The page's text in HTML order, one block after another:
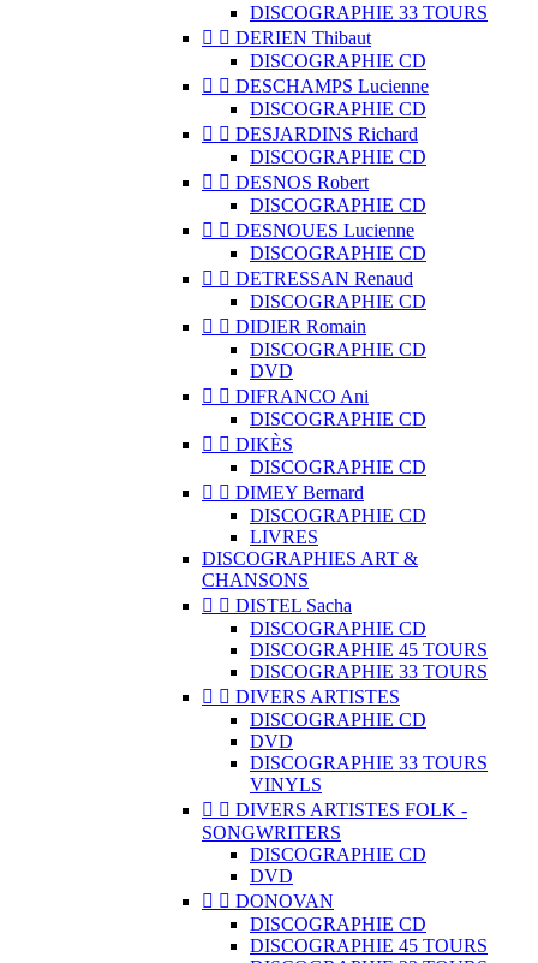
DISCOGRAPHIE 33 TOURS
  DERIEN Thibaut
DISCOGRAPHIE CD
  DESCHAMPS Lucienne
DISCOGRAPHIE CD
  DESJARDINS Richard
DISCOGRAPHIE CD
  DESNOS Robert
DISCOGRAPHIE CD
  DESNOUES Lucienne
DISCOGRAPHIE CD
  DETRESSAN Renaud
DISCOGRAPHIE CD
  DIDIER Romain
DISCOGRAPHIE CD
DVD
  DIFRANCO Ani
DISCOGRAPHIE CD
  DIKÈS
DISCOGRAPHIE CD
  DIMEY Bernard
DISCOGRAPHIE CD
LIVRES
DISCOGRAPHIES ART &
CHANSONS
  DISTEL Sacha
DISCOGRAPHIE CD
DISCOGRAPHIE 45 TOURS
DISCOGRAPHIE 33 TOURS
  DIVERS ARTISTES
DISCOGRAPHIE CD
DVD
DISCOGRAPHIE 33 TOURS
VINYLS
  DIVERS ARTISTES FOLK -
SONGWRITERS
DISCOGRAPHIE CD
DVD
  DONOVAN
DISCOGRAPHIE CD
DISCOGRAPHIE 45 TOURS